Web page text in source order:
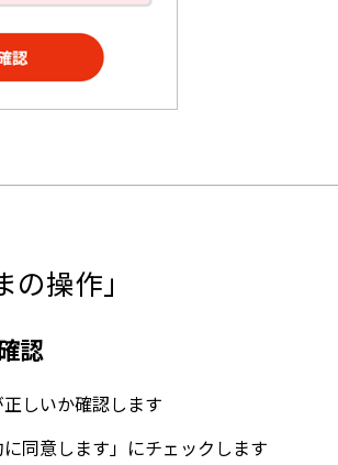
の操作」
認
しいか確認します
に同意します」にチェックします